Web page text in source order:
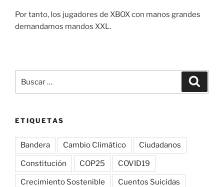
Por tanto, los jugadores de XBOX con manos grandes
demandamos mandos XXL.
por:
ETIQUETAS
Bandera Cambio Climático Ciudadanos
Constitución COP25 COVID19
Crecimiento Sostenible Cuentos Suicidas